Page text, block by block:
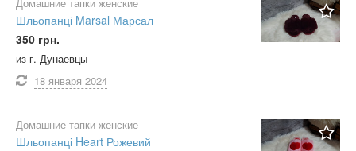
Шльопанці Marsal Марсал
350 грн.
из г. Дунаевцы
18 января 2024
Домашние тапки женские
Шльопанці Heart Рожевий